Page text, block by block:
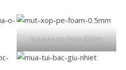
mut-xop-pe-foam-0.5mm